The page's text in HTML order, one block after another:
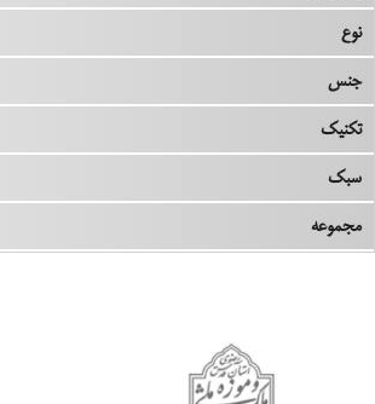
نوع
جنس
تکنیک
سبک
مجموعه